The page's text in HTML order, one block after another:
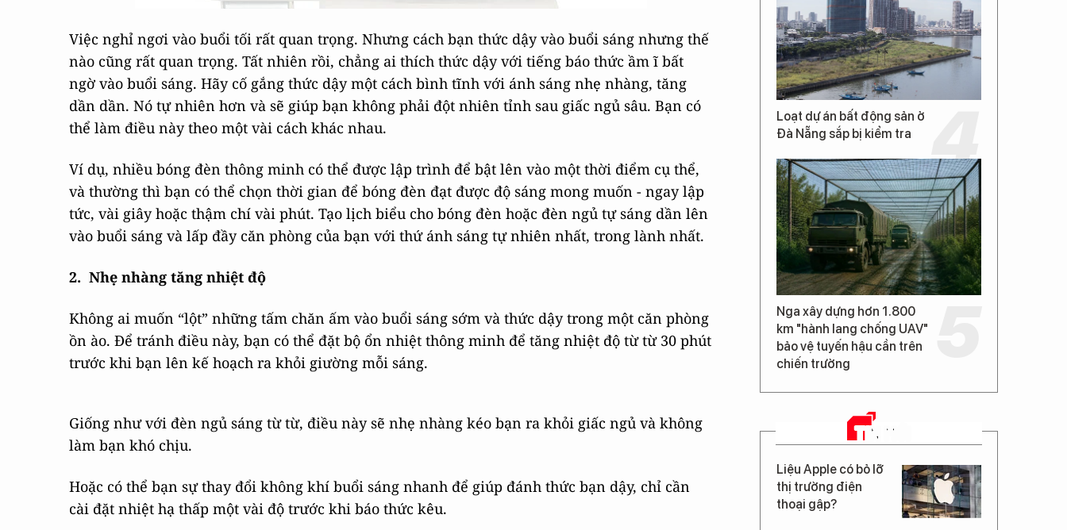
Việc nghỉ ngơi vào buổi tối rất quan trọng. Nhưng cách bạn thức dậy vào buổi sáng nhưng thế
nào cũng rất quan trọng. Tất nhiên rồi, chẳng ai thích thức dậy với tiếng báo thức ầm ĩ bất
ngờ vào buổi sáng. Hãy cố gắng thức dậy một cách bình tĩnh với ánh sáng nhẹ nhàng, tăng
dần dần. Nó tự nhiên hơn và sẽ giúp bạn không phải đột nhiên tỉnh sau giấc ngủ sâu. Bạn có
thể làm điều này theo một vài cách khác nhau.
Ví dụ, nhiều bóng đèn thông minh có thể được lập trình để bật lên vào một thời điểm cụ thể,
và thường thì bạn có thể chọn thời gian để bóng đèn đạt được độ sáng mong muốn - ngay lập
tức, vài giây hoặc thậm chí vài phút. Tạo lịch biểu cho bóng đèn hoặc đèn ngủ tự sáng dần lên
vào buổi sáng và lấp đầy căn phòng của bạn với thứ ánh sáng tự nhiên nhất, trong lành nhất.
2. Nhẹ nhàng tăng nhiệt độ
Không ai muốn “lột” những tấm chăn ấm vào buổi sáng sớm và thức dậy trong một căn phòng
ồn ào. Để tránh điều này, bạn có thể đặt bộ ổn nhiệt thông minh để tăng nhiệt độ từ từ 30 phút
trước khi bạn lên kế hoạch ra khỏi giường mỗi sáng.
Giống như với đèn ngủ sáng từ từ, điều này sẽ nhẹ nhàng kéo bạn ra khỏi giấc ngủ và không
làm bạn khó chịu.
Hoặc có thể bạn sự thay đổi không khí buổi sáng nhanh để giúp đánh thức bạn dậy, chỉ cần
cài đặt nhiệt hạ thấp một vài độ trước khi báo thức kêu.
Loạt dự án bất động sản ở
Đà Nẵng sắp bị kiểm tra
Nga xây dựng hơn 1.800
km "hành lang chống UAV"
bảo vệ tuyến hậu cần trên
chiến trường
TIN MỚI
Liệu Apple có bỏ lỡ
thị trường điện
thoại gập?